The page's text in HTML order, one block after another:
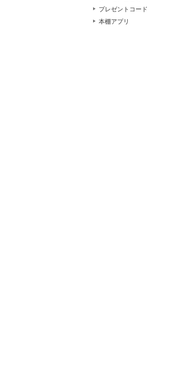
プレゼントコード
本棚アプリ